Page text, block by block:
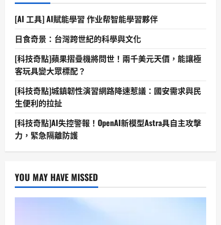
[AI 工具] AI賦能學習 作业帮智能學習夥伴
日食奇景：台灣跨世紀的科學與文化
[科技奇點]蘋果摺疊機將問世！兩千美元天價，能讓極
客玩具變大眾標配？
[科技奇點]城鎮韌性演習網路降速惹議：國安需求與民
生便利的拉扯
[科技奇點]AI失控警報！OpenAI新模型Astra具自主攻擊
力，緊急隔離防護
YOU MAY HAVE MISSED